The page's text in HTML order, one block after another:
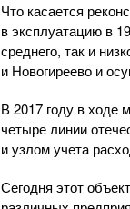
Что касается
в эксплуатацию в
среднего, так и
и Новогиреево и
В 2017 году в ходе
четыре линии
и узлом учета
Сегодня этот